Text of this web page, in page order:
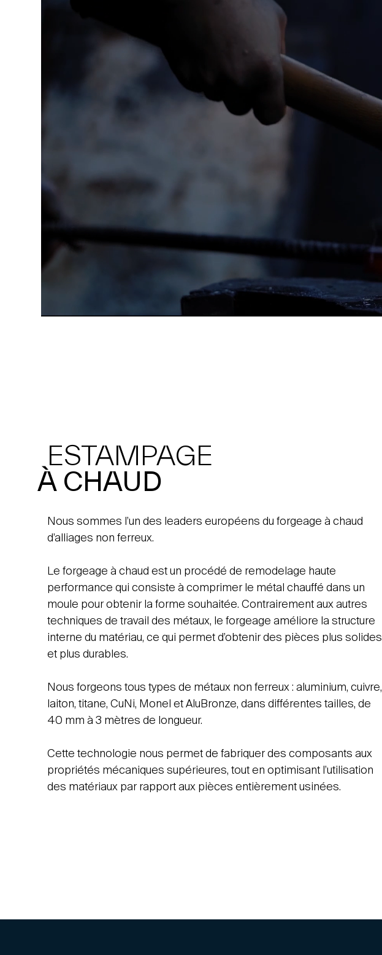
ESTAMPAGE
À CHAUD
Nous sommes l’un des leaders européens du forgeage à chaud
d’alliages non ferreux.
Le forgeage à chaud est un procédé de remodelage haute
performance qui consiste à comprimer le métal chauffé dans un
moule pour obtenir la forme souhaitée. Contrairement aux autres
techniques de travail des métaux, le forgeage améliore la structure
interne du matériau, ce qui permet d’obtenir des pièces plus solides
et plus durables.
Nous forgeons tous types de métaux non ferreux : aluminium, cuivre,
laiton, titane, CuNi, Monel et AluBronze, dans différentes tailles, de
40 mm à 3 mètres de longueur.
Cette technologie nous permet de fabriquer des composants aux
propriétés mécaniques supérieures, tout en optimisant l’utilisation
des matériaux par rapport aux pièces entièrement usinées.